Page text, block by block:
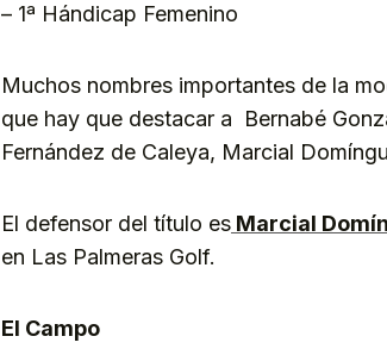
– 1ª Hándicap Femenino
Muchos nombres importantes de la
que hay que destacar a Bernabé
Fernández de Caleya, Marcial
El defensor del título es Marcial
en Las Palmeras Golf.
El Campo